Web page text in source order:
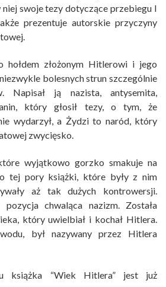
swoje tezy dotyczące przebiegu I
prezentuje autorskie przyczyny
hołdem złożonym Hitlerowi i jego
bolesnych strun szczególnie
Napisał ją nazista, antysemita,
który głosił tezy, o tym, że
wydarzył, a Żydzi to naród, który
zwycięsko.
wyjątkowo gorzko smakuje na
tej pory książki, które były z nim
aż tak dużych kontrowersji.
chwaląca nazizm. Została
który uwielbiał i kochał Hitlera.
był nazywany przez Hitlera
książka “Wiek Hitlera” jest już